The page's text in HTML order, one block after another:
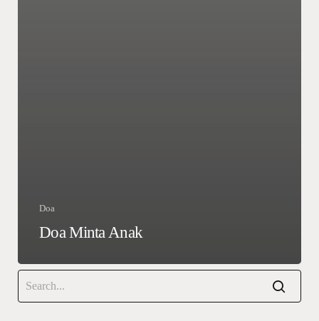
Doa
Doa Minta Anak